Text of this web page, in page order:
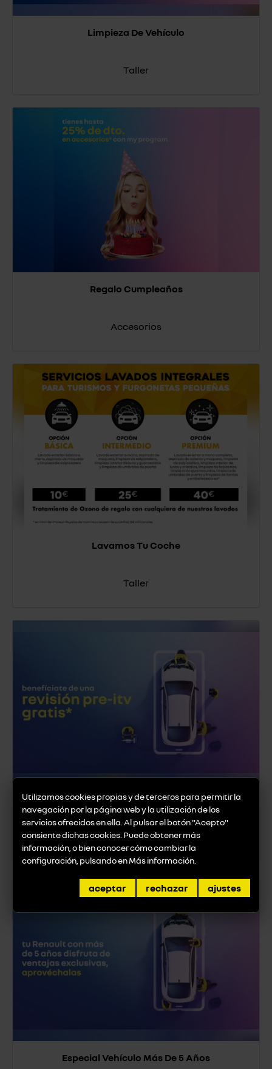
Limpieza De Vehículo
Taller
Regalo Cumpleaños
Accesorios
Lavamos Tu Coche
Taller
Pre-Itv Gratis
Taller
Especial Vehículo Más De 5 Años
Utilizamos cookies propias y de terceros para permitir la
navegación por la página web y la utilización de los
servicios ofrecidos en ella. Al pulsar el botón "Acepto"
consiente dichas cookies. Puede obtener más
información, o bien conocer cómo cambiar la
configuración, pulsando enMás información
aceptar rechazar ajustes